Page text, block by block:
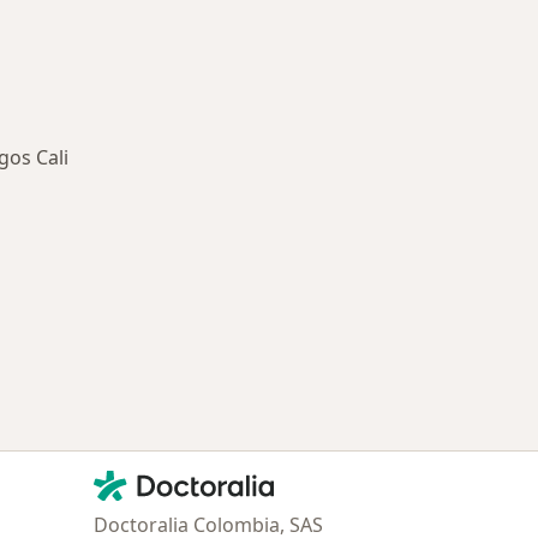
Cali
Contacto
Doctoralia - Página de inicio
Doctoralia Colombia, SAS